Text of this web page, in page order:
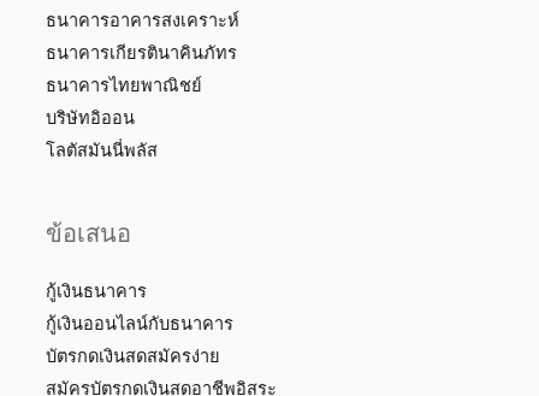
ธนาคารอาคารสงเคราะห์
ธนาคารเกียรตินาคินภัทร
ธนาคารไทยพาณิชย์
บริษัทอิออน
โลตัสมันนี่พลัส
ข้อเสนอ
กู้เงินธนาคาร
กู้เงินออนไลน์กับธนาคาร
บัตรกดเงินสดสมัครง่าย
สมัครบัตรกดเงินสดอาชีพอิสระ